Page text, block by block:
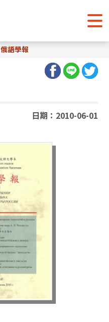
俄語學報
日期：2010-06-01